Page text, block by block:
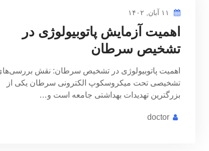
اهمیت آزمایش پاتوبیولوژی در
تشخیص سرطان
اهمیت پاتوبیولوژی در تشخیص سرطان: نقش
تشخیصی تحت میکروسکوپ الکترونی سرطان یکی از
بزرگترین تهدیدات بهداشتی جامعه است و…
doctor